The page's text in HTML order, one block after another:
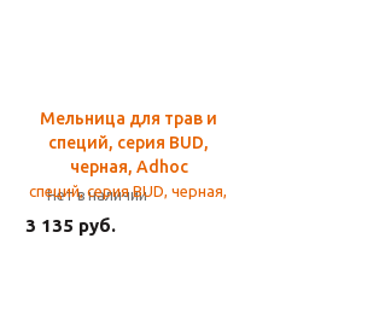
Мельница для трав и
специй, серия BUD,
черная, Adhoc
Нет в наличии
3 135 руб.